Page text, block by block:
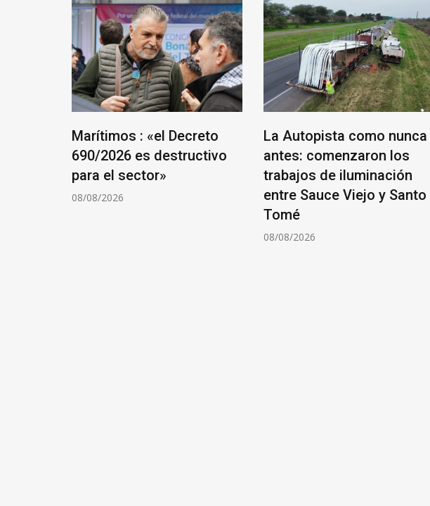
Marítimos : «el Decreto
690/2026 es destructivo
para el sector»
08/08/2026
La Autopista como nunca
antes: comenzaron los
trabajos de iluminación
entre Sauce Viejo y Santo
Tomé
08/08/2026